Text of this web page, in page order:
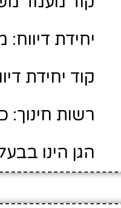
יחידת דיווח:
קוד יחידת
רשות
הגן הינו